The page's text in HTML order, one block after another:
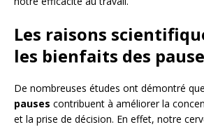
Les raisons
les bienfaits des
De nombreuses études ont démontré
pauses contribuent à améliorer la
et la prise de décision. En effet, notre